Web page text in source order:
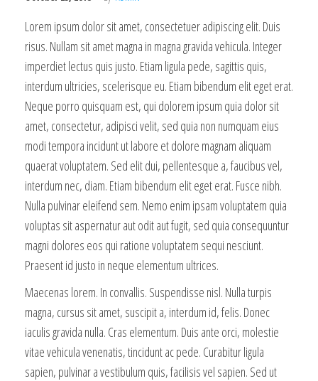
Lorem ipsum dolor sit amet, consectetuer adipiscing elit. Duis
risus. Nullam sit amet magna in magna gravida vehicula. Integer
imperdiet lectus quis justo. Etiam ligula pede, sagittis quis,
interdum ultricies, scelerisque eu. Etiam bibendum elit eget erat.
Neque porro quisquam est, qui dolorem ipsum quia dolor sit
amet, consectetur, adipisci velit, sed quia non numquam eius
modi tempora incidunt ut labore et dolore magnam aliquam
quaerat voluptatem. Sed elit dui, pellentesque a, faucibus vel,
interdum nec, diam. Etiam bibendum elit eget erat. Fusce nibh.
Nulla pulvinar eleifend sem. Nemo enim ipsam voluptatem quia
voluptas sit aspernatur aut odit aut fugit, sed quia consequuntur
magni dolores eos qui ratione voluptatem sequi nesciunt.
Praesent id justo in neque elementum ultrices.
Maecenas lorem. In convallis. Suspendisse nisl. Nulla turpis
magna, cursus sit amet, suscipit a, interdum id, felis. Donec
iaculis gravida nulla. Cras elementum. Duis ante orci, molestie
vitae vehicula venenatis, tincidunt ac pede. Curabitur ligula
sapien, pulvinar a vestibulum quis, facilisis vel sapien. Sed ut